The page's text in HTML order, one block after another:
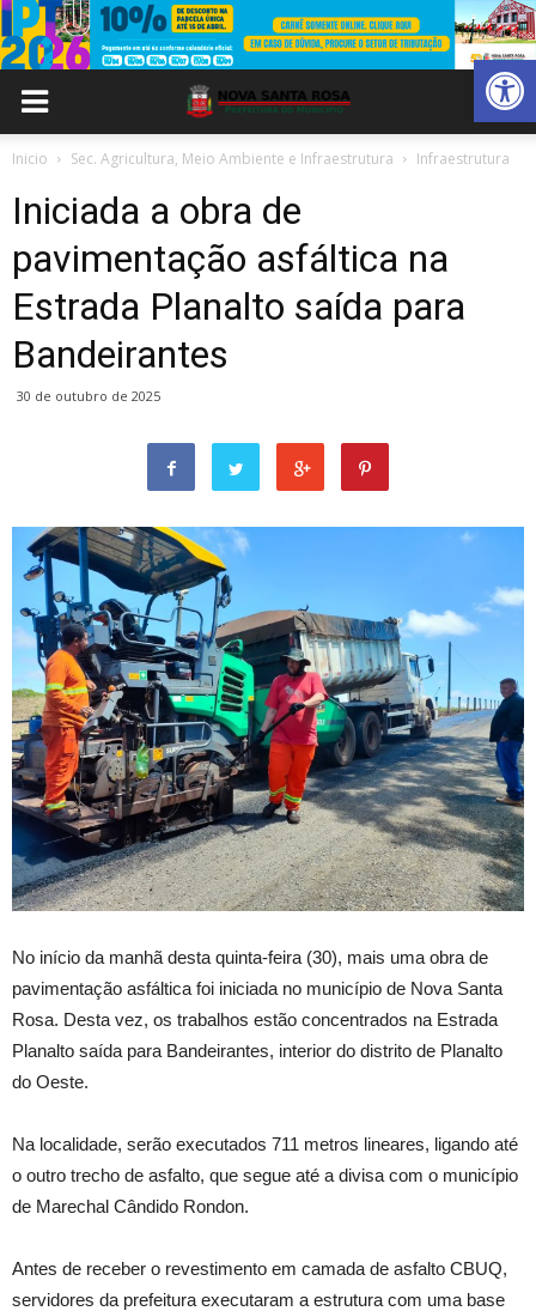
Abrir
Inicio Sec. Agricultura, Meio Ambiente e Infraestrutura Infraestrutura
Iniciada a obra de
pavimentação asfáltica na
Estrada Planalto saída para
Bandeirantes
30 de outubro de 2025
No início da manhã desta quinta-feira (30), mais uma obra de
pavimentação asfáltica foi iniciada no município de Nova Santa
Rosa. Desta vez, os trabalhos estão concentrados na Estrada
Planalto saída para Bandeirantes, interior do distrito de Planalto
do Oeste.
Na localidade, serão executados 711 metros lineares, ligando até
o outro trecho de asfalto, que segue até a divisa com o município
de Marechal Cândido Rondon.
Antes de receber o revestimento em camada de asfalto CBUQ,
servidores da prefeitura executaram a estrutura com uma base